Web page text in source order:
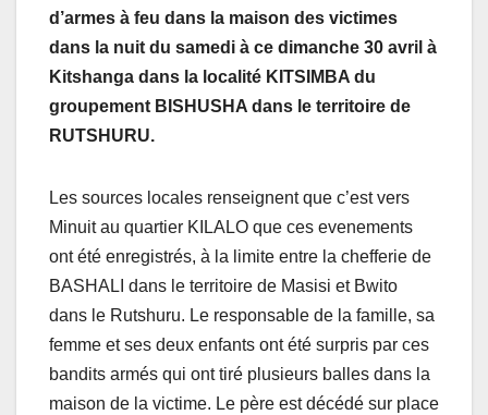
d’armes à feu dans la maison des victimes
dans la nuit du samedi à ce dimanche 30 avril à
Kitshanga dans la localité KITSIMBA du
groupement BISHUSHA dans le territoire de
RUTSHURU.
Les sources locales renseignent que c’est vers
Minuit au quartier KILALO que ces evenements
ont été enregistrés, à la limite entre la chefferie de
BASHALI dans le territoire de Masisi et Bwito
dans le Rutshuru. Le responsable de la famille, sa
femme et ses deux enfants ont été surpris par ces
bandits armés qui ont tiré plusieurs balles dans la
maison de la victime. Le père est décédé sur place